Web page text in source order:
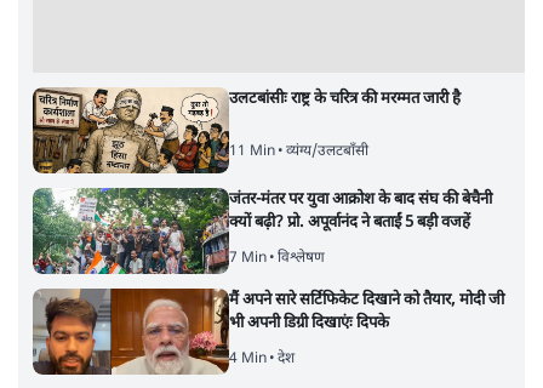
उलटबांसीः राष्ट्र के चरित्र की मरम्मत जारी है
11 Min• व्यंग्य/उलटबाँसी
जंतर-मंतर पर युवा आक्रोश के बाद संघ की बेचैनी
क्यों बढ़ी? प्रो. अपूर्वानंद ने बताईं 5 बड़ी वजहें
7 Min• विश्लेषण
मैं अपने सारे सर्टिफिकेट दिखाने को तैयार, मोदी जी
भी अपनी डिग्री दिखाएंः दिपके
4 Min• देश